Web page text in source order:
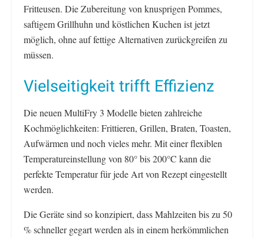
Fritteusen. Die Zubereitung von knusprigen Pommes,
saftigem Grillhuhn und köstlichen Kuchen ist jetzt
möglich, ohne auf fettige Alternativen zurückgreifen zu
müssen.
Vielseitigkeit trifft Effizienz
Die neuen MultiFry 3 Modelle bieten zahlreiche
Kochmöglichkeiten: Frittieren, Grillen, Braten, Toasten,
Aufwärmen und noch vieles mehr. Mit einer flexiblen
Temperatureinstellung von 80° bis 200°C kann die
perfekte Temperatur für jede Art von Rezept eingestellt
werden.
Die Geräte sind so konzipiert, dass Mahlzeiten bis zu 50
% schneller gegart werden als in einem herkömmlichen